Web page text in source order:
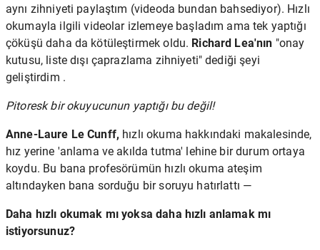
aynı zihniyeti paylaştım (videoda bundan bahsediyor). Hızlı
okumayla ilgili videolar izlemeye başladım ama tek yaptığı
çöküşü daha da kötüleştirmek oldu. Richard Lea'nın "onay
kutusu, liste dışı çaprazlama zihniyeti" dediği şeyi
geliştirdim .
Pitoresk bir okuyucunun yaptığı bu değil!
Anne-Laure Le Cunff, hızlı okuma hakkındaki makalesinde,
hız yerine 'anlama ve akılda tutma' lehine bir durum ortaya
koydu. Bu bana profesörümün hızlı okuma ateşim
altındayken bana sorduğu bir soruyu hatırlattı —
Daha hızlı okumak mı yoksa daha hızlı anlamak mı
istiyorsunuz?